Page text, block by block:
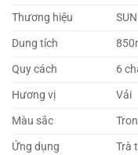
Thương hiệu
Dung tích
Quy cách
6
Hương vị
Vải
Màu sắc
Ứng dụng
Trà